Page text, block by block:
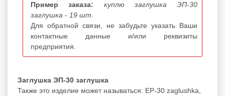
Пример заказа:
куплю заглушка ЭП-30
заглушка - 19 шт.
Для обратной связи, не забудьте указать Ваши
контактные данные и/или реквизиты
предприятия.
Заглушка ЭП-30 заглушка
Также это изделие может называться: EP-30 zaglushka,